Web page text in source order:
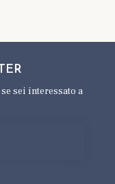
se sei interessato a